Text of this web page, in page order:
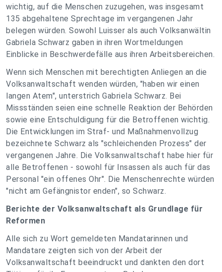
wichtig, auf die Menschen zuzugehen, was insgesamt
135 abgehaltene Sprechtage im vergangenen Jahr
belegen würden. Sowohl Luisser als auch Volksanwältin
Gabriela Schwarz gaben in ihren Wortmeldungen
Einblicke in Beschwerdefälle aus ihren Arbeitsbereichen.
Wenn sich Menschen mit berechtigten Anliegen an die
Volksanwaltschaft wenden würden, "haben wir einen
langen Atem", unterstrich Gabriela Schwarz. Bei
Missständen seien eine schnelle Reaktion der Behörden
sowie eine Entschuldigung für die Betroffenen wichtig.
Die Entwicklungen im Straf- und Maßnahmenvollzug
bezeichnete Schwarz als "schleichenden Prozess" der
vergangenen Jahre. Die Volksanwaltschaft habe hier für
alle Betroffenen - sowohl für Insassen als auch für das
Personal "ein offenes Ohr". Die Menschenrechte würden
"nicht am Gefängnistor enden", so Schwarz.
Berichte der Volksanwaltschaft als Grundlage für
Reformen
Alle sich zu Wort gemeldeten Mandatarinnen und
Mandatare zeigten sich von der Arbeit der
Volksanwaltschaft beeindruckt und dankten den dort